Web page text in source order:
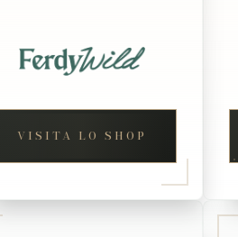
VISITA LO SHOP